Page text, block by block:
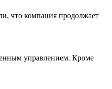
что компания продолжает
управлением. Кроме